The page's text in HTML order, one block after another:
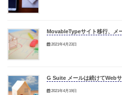
MovableTypeサイト移行、メ
2021年4月23日
G Suite メールは続けてWeb
2021年4月19日